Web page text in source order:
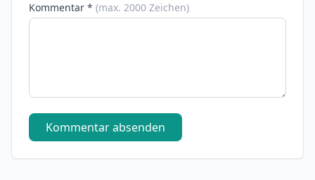
Kommentar * (max. 2000 Zeichen)
Kommentar absenden